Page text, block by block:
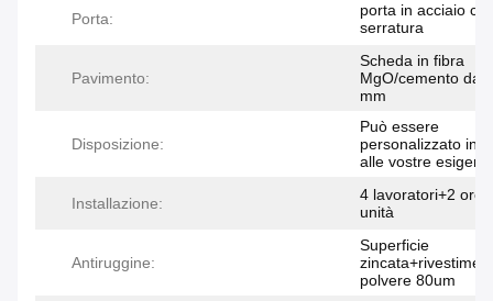
Porta:
porta in acciaio
serratura
Pavimento:
Scheda in fibra
MgO/cemento da
mm
Disposizione:
Può essere
personalizzato in
alle vostre
Installazione:
4 lavoratori+2
unità
Antiruggine:
Superficie
polvere 80um